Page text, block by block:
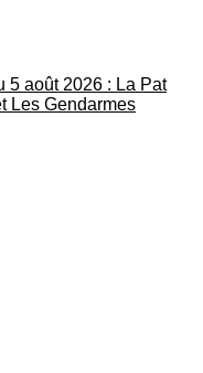
5 août 2026 : La Pat
Les Gendarmes